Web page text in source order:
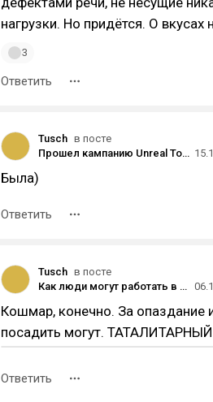
нагрузки. Но придётся. О вкусах
3
Ответить
Tusch в посте
Прошел кампанию Unreal Tournament 2004 в 2024.
Была)
Ответить
Tusch в посте
Как люди могут работать в ВБ? Это же пиздец
Кошмар, конечно. За опаздание
посадить могут.
Ответить